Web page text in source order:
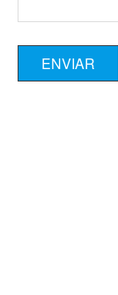
ENVIAR